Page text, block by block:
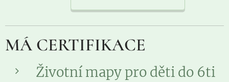
MÁ CERTIFIKACE
Životní mapy pro děti do 6ti